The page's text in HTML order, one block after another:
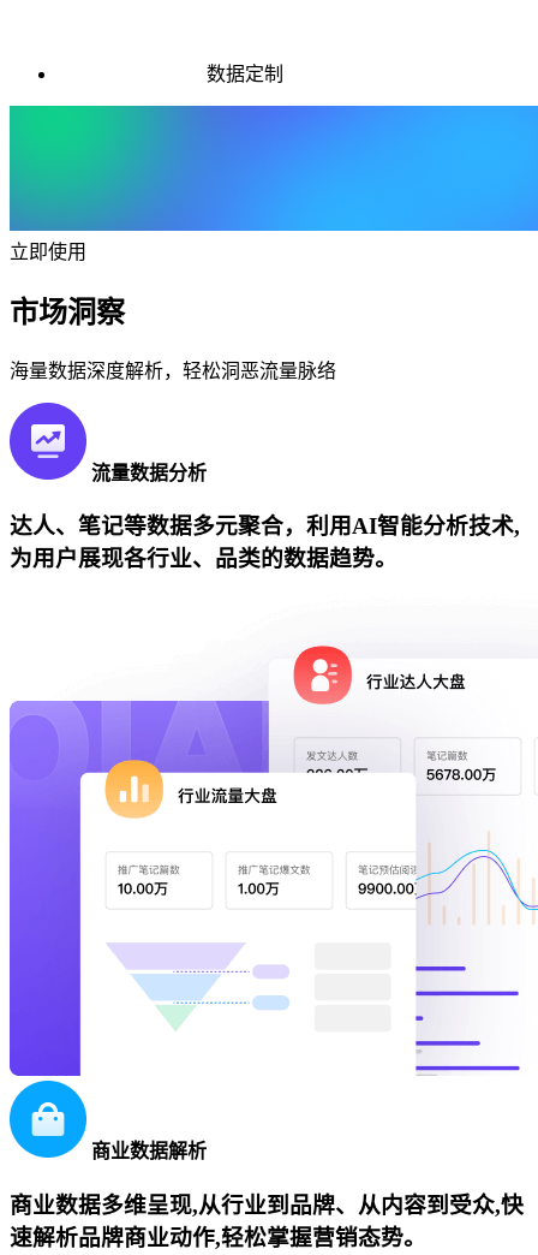
数据定制
立即使用
市场洞察
海量数据深度解析，轻松洞恶流量脉络
流量数据分析
达人、笔记等数据多元聚合，利用AI智能分析技术,
为用户展现各行业、品类的数据趋势。
商业数据解析
商业数据多维呈现,从行业到品牌、从内容到受众,快
速解析品牌商业动作,轻松掌握营销态势。